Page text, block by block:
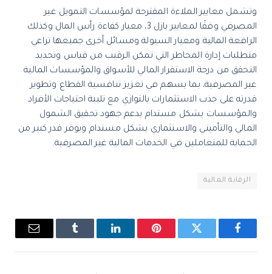
وتشمل معايير الملاءة المقترحة لمؤسسات التمويل غير
المصرفي وفقًا لمعايير بازل 3، معيار كفاءة رأس المال وكذلك
الرافعة المالية ومعيار السيولة ومسائل أخرى جميعها تراعي
متطلبات إدارة المخاطر التي تمكن الرقيب من قياس وتحديد
التحقق من درجة الاستقرار المالي للأسواق والمؤسسات المالية
غير المصرفية، بما يسهم في تعزيز تنافسية القطاع وتطوير
قدرته على جذب الاستثمارات بالتوازي مع تلبية احتياجات الأفراد
والمؤسسات بشكل مستدام يدعم جهود تحقيق الشمول
المالي والتأميني والاستثماري بشكل مستدام ويوفر قدر كبير من
الحماية للمتعاملين في الخدمات المالية غير المصرفية.
الرقابة المالية
فيسبوك تويتر بينتيريستلينكدإن Tumblr
البريد